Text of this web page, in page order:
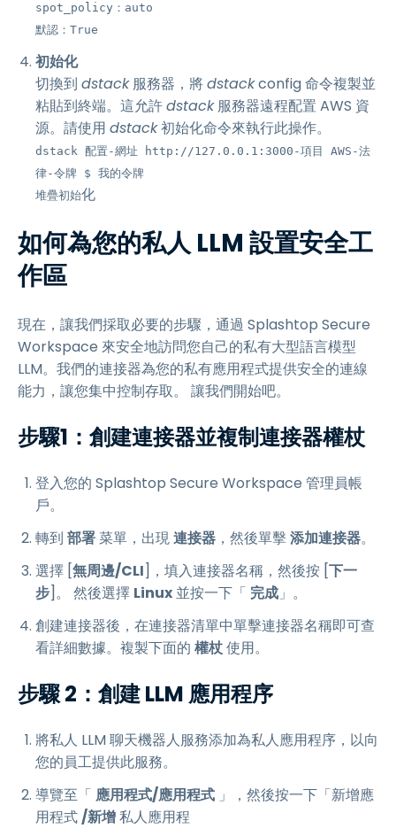
spot_policy：auto
默認：True
初始化
切換到 dstack服務器，將dstackconfig 命令複製並
粘貼到終端。這允許dstack服務器遠程配置 AWS 資
源。請使用 dstack初始化命令來執行此操作。
dstack 配置-網址 http://127.0.0.1:3000-項目 AWS-法
律-令牌 $ 我的令牌
堆疊初始化
如何為您的私人 LLM 設置安全工
作區
現在，讓我們採取必要的步驟，通過 Splashtop Secure
Workspace 來安全地訪問您自己的私有大型語言模型
LLM。我們的連接器為您的私有應用程式提供安全的連線
能力，讓您集中控制存取。 讓我們開始吧。
步驟1：創建連接器並複制連接器權杖
登入您的 Splashtop Secure Workspace 管理員帳
戶。
轉到 部署菜單，出現連接器 ，然後單擊添加連接器。
選擇 [無周邊/CLI]，填入連接器名稱，然後按 [下一
步]。 然後選擇 Linux並按一下「 完成 」。
創建連接器後，在連接器清單中單擊連接器名稱即可查
看詳細數據。複製下面的 權杖使用。
步驟 2：創建 LLM 應用程序
將私人 LLM 聊天機器人服務添加為私人應用程序，以向
您的員工提供此服務。
導覽至「 應用程式/應用程式 」，然後按一下「新增應
用程式/新增私人應用程